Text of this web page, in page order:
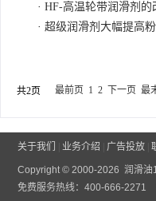
· HF-高温轮带润滑剂的
· 超级润滑剂大幅提高
共2页 最前页 1 2 下一页 最
关于我们 业务介绍 广告投放
Copyright © 2000-2026 润滑油
免费服务热线：400-666-2271